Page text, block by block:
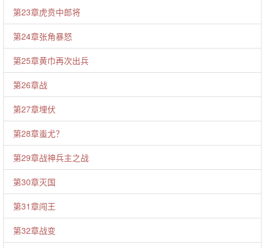
第23章虎贲中郎将
第24章张角暴怒
第25章黄巾再次出兵
第26章战
第27章埋伏
第28章蚩尤？
第29章战神兵主之战
第30章灭国
第31章闯王
第32章战变